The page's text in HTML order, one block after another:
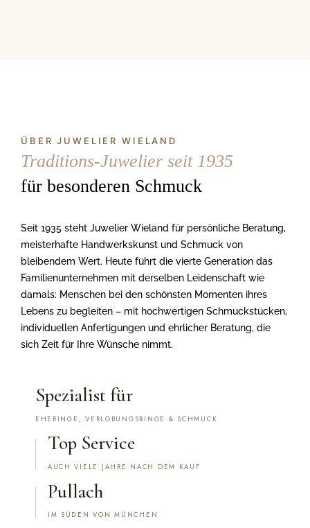
ÜBER JUWELIER WIELAND
Traditions-Juwelier seit 1935
für besonderen Schmuck
Seit 1935 steht Juwelier Wieland für persönliche Beratung,
meisterhafte Handwerkskunst und Schmuck von
bleibendem Wert. Heute führt die vierte Generation das
Familienunternehmen mit derselben Leidenschaft wie
damals: Menschen bei den schönsten Momenten ihres
Lebens zu begleiten – mit hochwertigen Schmuckstücken,
individuellen Anfertigungen und ehrlicher Beratung, die
sich Zeit für Ihre Wünsche nimmt.
Spezialist für
EHERINGE, VERLOBUNGSRINGE & SCHMUCK
Top Service
AUCH VIELE JAHRE NACH DEM KAUF
Pullach
IM SÜDEN VON MÜNCHEN